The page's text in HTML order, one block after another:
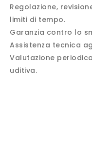
Regolazione,
limiti di tempo.
Garanzia contro lo
Assistenza tecnica
Valutazione
uditiva.